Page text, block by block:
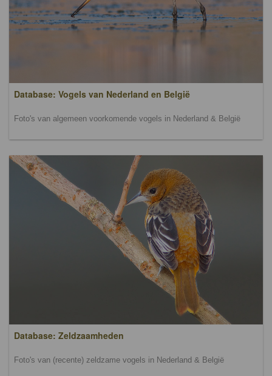
Database: Vogels van Nederland en België
Foto's van algemeen voorkomende vogels in Nederland & België
Database: Zeldzaamheden
Foto's van (recente) zeldzame vogels in Nederland & België